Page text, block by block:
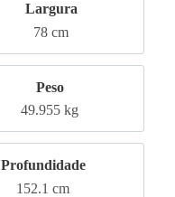
Largura
78 cm
Peso
49.955 kg
Profundidade
152.1 cm